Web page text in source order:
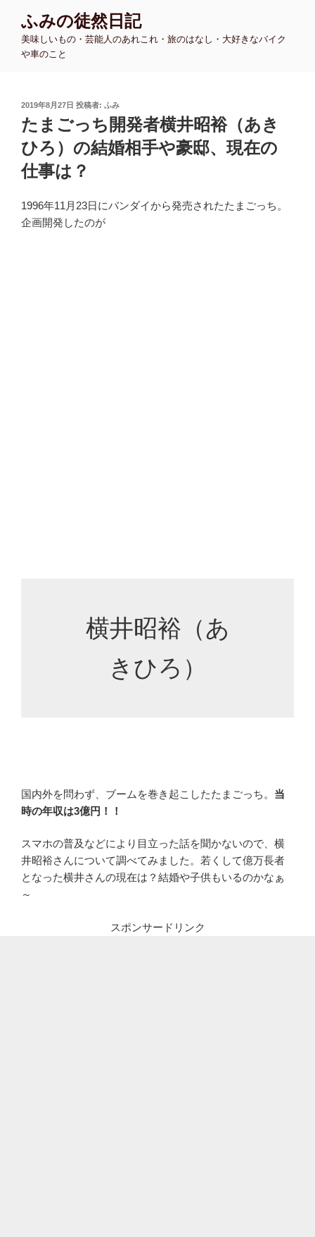
ふみの徒然日記
美味しいもの・芸能人のあれこれ・旅のはなし・大好きなバイク
や車のこと
投
稿
日:
2019年8月27日 投稿者: ふみ
たまごっち開発者横井昭裕（あき
ひろ）の結婚相手や豪邸、現在の
仕事は？
1996年11月23日にバンダイから発売されたたまごっち。
企画開発したのが
横井昭裕（あ
きひろ）
国内外を問わず、ブームを巻き起こしたたまごっち。 当
時の年収は3億円！！
スマホの普及などにより目立った話を聞かないので、横
井昭裕さんについて調べてみました。若くして億万長者
となった横井さんの現在は？結婚や子供もいるのかなぁ
～
スポンサードリンク